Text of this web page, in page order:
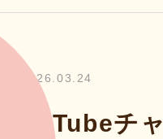
2026.03.24
YouTubeチ